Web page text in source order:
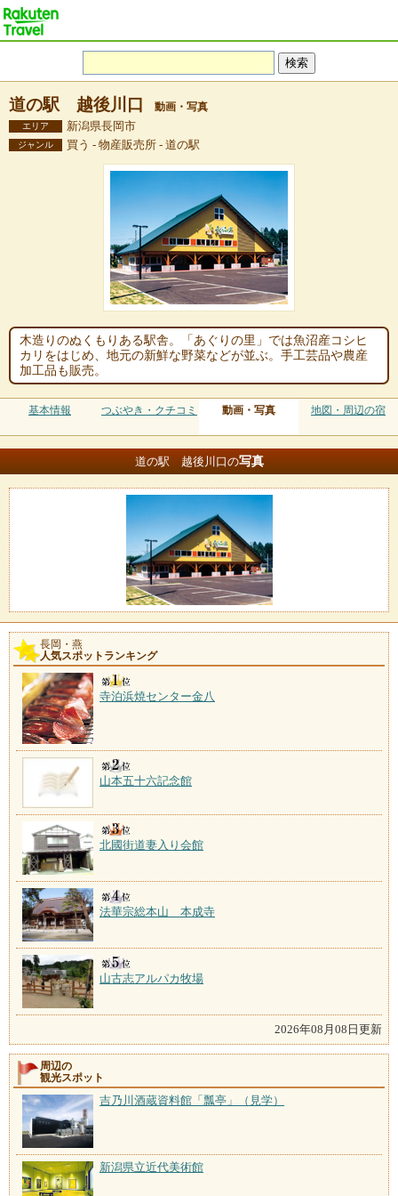
道の駅 越後川口 動画・写真
エリア 新潟県長岡市
ジャンル 買う - 物産販売所 - 道の駅
木造りのぬくもりある駅舎。「あぐりの里」では魚沼産コシヒ
カリをはじめ、地元の新鮮な野菜などが並ぶ。手工芸品や農産
加工品も販売。
基本情報 つぶやき・クチコミ 動画・写真 地図・周辺の宿
道の駅 越後川口の写真
長岡・燕
人気スポットランキング
寺泊浜焼センター金八
山本五十六記念館
北國街道妻入り会館
法華宗総本山 本成寺
山古志アルパカ牧場
2026年08月08日更新
周辺の
観光スポット
吉乃川酒蔵資料館「瓢亭」（見学）
新潟県立近代美術館